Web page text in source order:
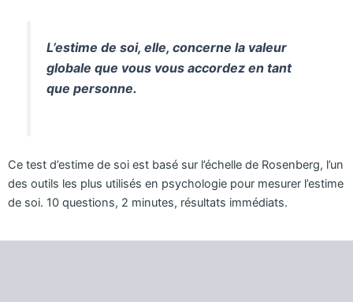
L’estime de soi, elle, concerne la valeur
globale que vous vous accordez en tant
que personne.
Ce test d’estime de soi est basé sur l’échelle de Rosenberg, l’un
des outils les plus utilisés en psychologie pour mesurer l’estime
de soi. 10 questions, 2 minutes, résultats immédiats.